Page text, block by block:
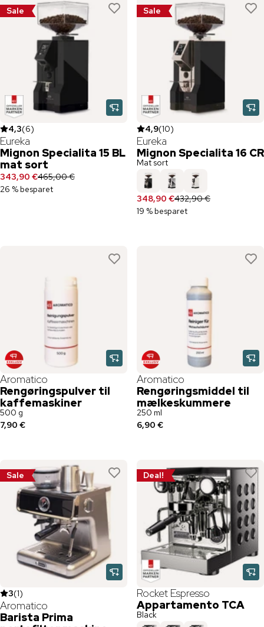
Sale
4,3(6)
Eureka
Mignon Specialita 15 BL
mat sort
343,90 €465,00 €
26 % besparet
Sale
4,9(10)
Eureka
Mignon Specialita 16 CR
Mat sort
348,90 €432,90 €
19 % besparet
Aromatico
Rengøringspulver til
kaffemaskiner
500 g
7,90 €
Aromatico
Rengøringsmiddel til
mælkeskummere
250 ml
6,90 €
Sale
3(1)
Aromatico
Barista Prima
Deal!
Rocket Espresso
Appartamento TCA
Black